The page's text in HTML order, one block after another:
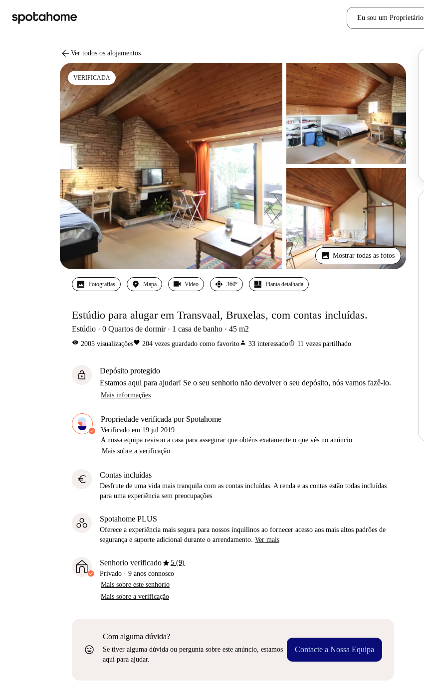
Eu sou um Proprietário
arrow_back Ver todos os alojamentos
VERIFICADA
Mostrar todas as fotos
Fotografias Mapa Video 360º Planta detalhada
Estúdio para alugar em Transvaal, Bruxelas, com contas incluídas.
Estúdio 0 Quartos de dormir 1 casa de banho 45 m2
visibility 2005 visualizaçõesfavorite 204 vezes guardado como favoritoperson 33 interessadoios_share 11 vezes partilhado
lock
Depósito protegido
Estamos aqui para ajudar! Se o seu senhorio não devolver o seu depósito, nós vamos fazê-lo.
Mais informações
Propriedade verificada por Spotahome
Verificado em 19 jul 2019
A nossa equipa revisou a casa para assegurar que obténs exatamente o que vês no anúncio.
Mais sobre a verificação
euro Contas incluídas
Desfrute de uma vida mais tranquila com as contas incluídas. A renda e as contas estão todas incluídas
para uma experiência sem preocupações
Spotahome PLUS
Oferece a experiência mais segura para nossos inquilinos ao fornecer acesso aos mais altos padrões de
segurança e suporte adicional durante o arrendamento. Ver mais
Senhorio verificadostar5 (9)
Privado · 9 anos connosco
Mais sobre este senhorio
Mais sobre a verificação
sentiment_very_satisfied
Com alguma dúvida?
Se tiver alguma dúvida ou pergunta sobre este anúncio, estamos
aqui para ajudar.
Contacte a Nossa Equipa